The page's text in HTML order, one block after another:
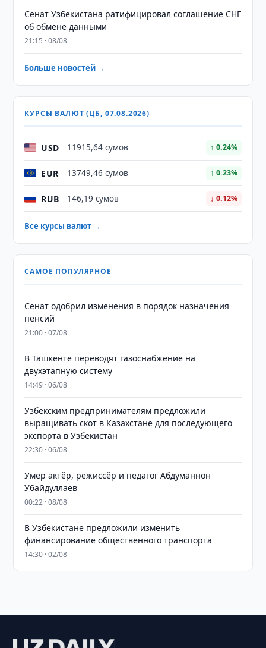
Сенат Узбекистана ратифицировал соглашение СНГ
об обмене данными
21:15 · 08/08
Больше новостей →
КУРСЫ ВАЛЮТ (ЦБ, 07.08.2026)
USD 11915,64 сумов ↑ 0.24%
EUR 13749,46 сумов ↑ 0.23%
RUB 146,19 сумов ↓ 0.12%
Все курсы валют →
САМОЕ ПОПУЛЯРНОЕ
Сенат одобрил изменения в порядок назначения
пенсий
21:00 · 07/08
В Ташкенте переводят газоснабжение на
двухэтапную систему
14:49 · 06/08
Узбекским предпринимателям предложили
выращивать скот в Казахстане для последующего
экспорта в Узбекистан
22:30 · 06/08
Умер актёр, режиссёр и педагог Абдуманнон
Убайдуллаев
00:22 · 08/08
В Узбекистане предложили изменить
финансирование общественного транспорта
14:30 · 02/08